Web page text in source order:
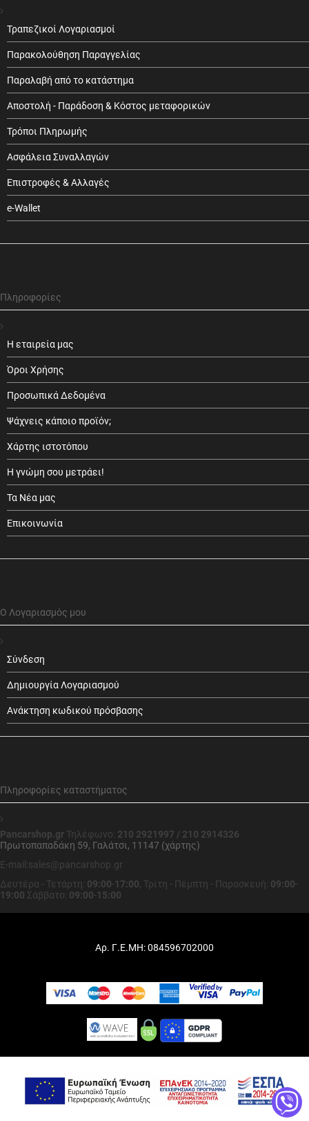
Τραπεζικοί Λογαριασμοί
Παρακολούθηση Παραγγελίας
Παραλαβή από το κατάστημα
Αποστολή - Παράδοση & Κόστος μεταφορικών
Τρόποι Πληρωμής
Ασφάλεια Συναλλαγών
Επιστροφές & Αλλαγές
e-Wallet
Πληροφορίες
Η εταιρεία μας
Όροι Χρήσης
Προσωπικά Δεδομένα
Ψάχνεις κάποιο προϊόν;
Χάρτης ιστοτόπου
Η γνώμη σου μετράει!
Τα Νέα μας
Επικοινωνία
Ο Λογαριασμός μου
Σύνδεση
Δημιουργία Λογαριασμού
Ανάκτηση κωδικού πρόσβασης
Πληροφορίες καταστήματος
Pancarshop.gr Τηλέφωνο: 210 2921997 / 210 2914326
Πρωτοπαπαδάκη 59, Γαλάτσι, 11147 (χάρτης)
E-mail:sales@pancarshop.gr
Δευτέρα - Τετάρτη: 09:00-17:00, Τρίτη - Πέμπτη - Παρασκευή: 09:00-
19:00 Σάββατο: 09:00-15:00
Αρ. Γ.Ε.ΜΗ: 084596702000